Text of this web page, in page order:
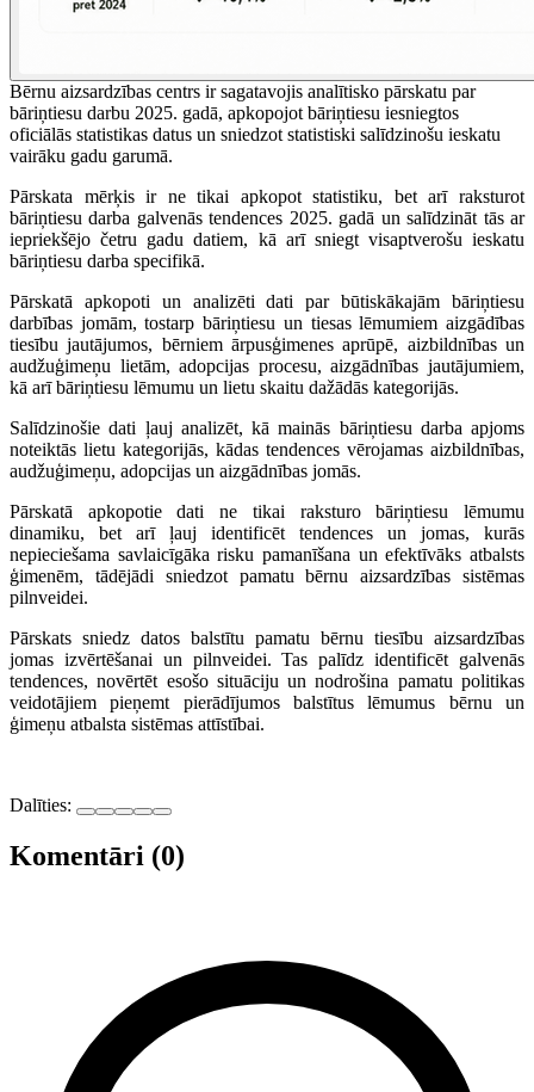
Bērnu aizsardzības centrs ir sagatavojis analītisko pārskatu par
bāriņtiesu darbu 2025. gadā, apkopojot bāriņtiesu iesniegtos
oficiālās statistikas datus un sniedzot statistiski salīdzinošu ieskatu
vairāku gadu garumā.
Pārskata mērķis ir ne tikai apkopot statistiku, bet arī raksturot
bāriņtiesu darba galvenās tendences 2025. gadā un salīdzināt tās ar
iepriekšējo četru gadu datiem, kā arī sniegt visaptverošu ieskatu
bāriņtiesu darba specifikā.
Pārskatā apkopoti un analizēti dati par būtiskākajām bāriņtiesu
darbības jomām, tostarp bāriņtiesu un tiesas lēmumiem aizgādības
tiesību jautājumos, bērniem ārpusģimenes aprūpē, aizbildnības un
audžuģimeņu lietām, adopcijas procesu, aizgādnības jautājumiem,
kā arī bāriņtiesu lēmumu un lietu skaitu dažādās kategorijās.
Salīdzinošie dati ļauj analizēt, kā mainās bāriņtiesu darba apjoms
noteiktās lietu kategorijās, kādas tendences vērojamas aizbildnības,
audžuģimeņu, adopcijas un aizgādnības jomās.
Pārskatā apkopotie dati ne tikai raksturo bāriņtiesu lēmumu
dinamiku, bet arī ļauj identificēt tendences un jomas, kurās
nepieciešama savlaicīgāka risku pamanīšana un efektīvāks atbalsts
ģimenēm, tādējādi sniedzot pamatu bērnu aizsardzības sistēmas
pilnveidei.
Pārskats sniedz datos balstītu pamatu bērnu tiesību aizsardzības
jomas izvērtēšanai un pilnveidei. Tas palīdz identificēt galvenās
tendences, novērtēt esošo situāciju un nodrošina pamatu politikas
veidotājiem pieņemt pierādījumos balstītus lēmumus bērnu un
ģimeņu atbalsta sistēmas attīstībai.
Dalīties:
Komentāri (0)